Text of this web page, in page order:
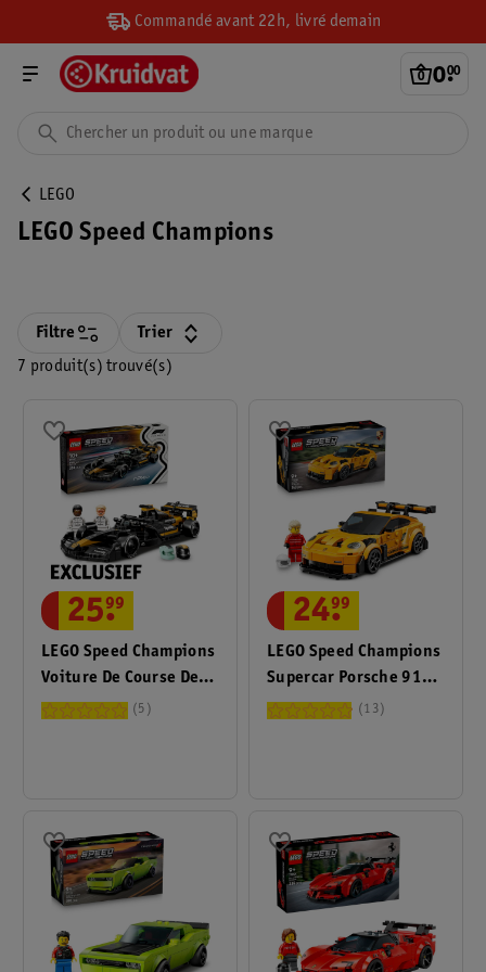
Commandé avant 22h, livré demain
0.
00
LEGO
LEGO Speed Champions
7 produit(s) trouvé(s)
Filtre Trier
LEGO Speed Champions
Voiture De Course De
L’Écurie APXGP Tirée
25.
99
5
LEGO Speed Champions
Supercar Porsche 911
GT3 RS 77239
24.
99
13